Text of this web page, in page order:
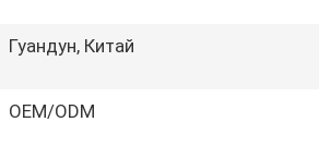
Гуандун, Китай
OEM/ODM